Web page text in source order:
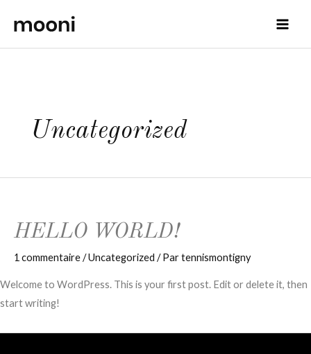
Uncategorized
HELLO WORLD!
1 commentaire/Uncategorized / Partennismontigny
Welcome to WordPress. This is your first post. Edit or delete it, then
start writing!